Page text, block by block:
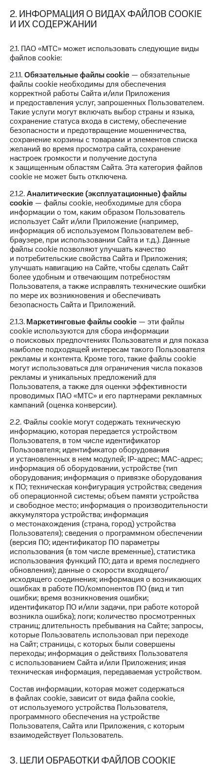
Подписка
на гигабайты
фильмы,
музыка
и многое
другое
Семейная
группа
Скидка
на тарифы,
общие
подписки
и услуги,
доступ
к геолокации
музыка,
книги
и не
только
Безопасность
Финансы
Детям
и родителям
Здоровье
и фитнес
Приложения
от МТС
Акции
Приложения
КИОН
КИОН
Музыка
КИОН
Строки
Live
Гудок
Мой
МТС
Все
приложения
Финансы
Инвестиции
Получайте
доход
онлайн
Страхование
Покупка
полисов
онлайн
Скидка 30%
на связь
С картой
МТС
Деньги
МТС
Накопления
Откладывайте
Всё
под
рукой
в Мой МТС
Посмотрите,
что
полезного
есть
в нашем
приложении
КИОН
КИОН
Музыка
Строки
Live
Гудок
Мой
МТС
Все
приложения
Инвестиции
Получайте
доход
онлайн
Страхование
Покупка
полисов
онлайн
Скидка 30%
на связь
С картой
МТС
Деньги
МТС
Накопления
Откладывайте
деньги
и получайте
доход 15%
Акции
Условия
пополнения
Скидка
30%
на связь
Тарифы
RED,
РИИЛ
и МТС Супер
дешевле
при оплате
МТС Деньги
Обзоры
товаров
Скидки
на смартфоны
2. ИНФОРМАЦИЯ О ВИДАХ ФАЙЛОВ COOKIE
И ИХ СОДЕРЖАНИИ
2.1. ПАО «МТС» может использовать следующие виды
файлов cookie:
2.1.1.Обязательные файлы cookie — обязательные
файлы cookie необходимы для обеспечения
корректной работы Сайта и/или Приложения
и предоставления услуг, запрошенных Пользователем.
Такие услуги могут включать выбор страны и языка,
сохранение статуса входа в систему, обеспечение
безопасности и предотвращение мошенничества,
сохранение корзины с товарами и элементов списка
желаний во время просмотра сайта, сохранение
настроек громкости и получение доступа
к защищенным областям Сайта. Эта категория файлов
cookie не может быть отключена.
2.1.2.Аналитические (эксплуатационные) файлы
cookie — файлы cookie, необходимые для сбора
информации о том, каким образом Пользователь
использует Сайт и/или Приложение (например,
информация об используемом Пользователем веб-
браузере, при использовании Сайта и т.д.). Данные
файлы cookie позволяют улучшать качество
и потребительские свойства Сайта и Приложения;
улучшать навигацию на Сайте, чтобы сделать Сайт
более удобным и отвечающим потребностям
Пользователя, а также исправлять технические ошибки
по мере их возникновения и обеспечивать
безопасность Сайта и Приложений.
2.1.3.Маркетинговые файлы cookie — эти файлы
cookie используются для сбора информации
о поисковых предпочтениях Пользователя и для показа
наиболее подходящей интересам такого Пользователя
рекламы и контента. Кроме того, такие файлы cookie
могут использоваться для ограничения числа показов
рекламы и уникальных предложений для
Пользователя, а также для оценки эффективности
проводимых ПАО «МТС» и его партнерами рекламных
кампаний (оценка конверсии).
2.2. Файлы cookie могут содержать техническую
информацию, которая передается устройством
Пользователя, в том числе идентификатор
Пользователя; идентификатор оборудования
и установленных в нем модулей; IP-адрес; MAC-адрес;
информация об оборудовании, устройстве (тип
оборудования; информация о привязке оборудования
к ПО; техническая конфигурация устройства; сведения
об операционной системы; объем памяти устройства
и свободное место; информация о производительности
аккумулятора устройства; информация
о местонахождения (страна, город) устройства
Пользователя); сведения о программном обеспечении
(версия ПО; идентификатор ПО параметры
использования (в том числе временные), статистика
использования функций ПО; дата и время последнего
обновления); данные о скорости входящего/
исходящего соединения; информация о возникающих
ошибках в работе ПО/компонентов ПО (вид и тип
ошибки; время возникновения ошибки;
идентификатор ПО и/или задачи, при работе которой
возникла ошибка); логи; количество просмотренных
страниц; длительность пребывания на Сайте; запросы,
которые Пользователь использовал при переходе
на Сайт; страницы, с которых были совершены
переходы; информация о действиях Пользователя
с использованием Сайта и/или Приложения; иная
техническая информация, передаваемая устройством.
Состав информации, которая может содержаться
в файлах cookie, зависит от вида файла cookie,
от используемого устройства Пользователя,
программного обеспечения на устройстве
Пользователя, Сайта или Приложения, с которым
взаимодействует Пользователь.
3. ЦЕЛИ ОБРАБОТКИ ФАЙЛОВ COOKIE